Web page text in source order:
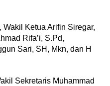
Wakil Ketua Arifin Siregar,
Rifa’i, S.Pd,
Sari, SH, Mkn, dan H
Sekretaris Muhammad